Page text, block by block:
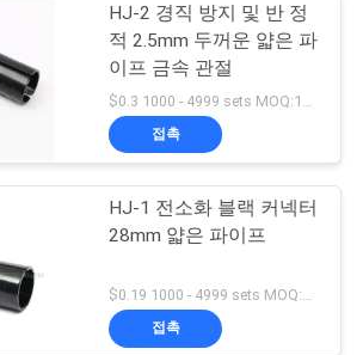
HJ-2 경직 방지 및 반 정
적 2.5mm 두꺼운 얇은 파
이프 금속 관절
접촉
HJ-1 전소화 블랙 커넥터
28mm 얇은 파이프
$0.19 1000 - 4999 sets MOQ:1000
접촉